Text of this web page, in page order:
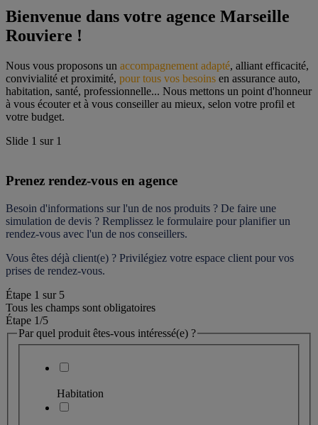
Bienvenue dans votre agence Marseille
Rouviere !
Nous vous proposons un accompagnement adapté, alliant efficacité,
convivialité et proximité, pour tous vos besoins en assurance auto,
habitation, santé, professionnelle... Nous mettons un point d'honneur
à vous écouter et à vous conseiller au mieux, selon votre profil et
votre budget.
Slide 1 sur 1
Prenez rendez-vous en agence
Besoin d'informations sur l'un de nos produits ? De faire une
simulation de devis ? Remplissez le formulaire pour planifier un
rendez-vous avec l'un de nos conseillers.
Vous êtes déjà client(e) ? Privilégiez votre espace client pour vos
prises de rendez-vous.
Étape 1 sur 5
Tous les champs sont obligatoires
Étape 1/5
Par quel produit êtes-vous intéressé(e) ?
Habitation